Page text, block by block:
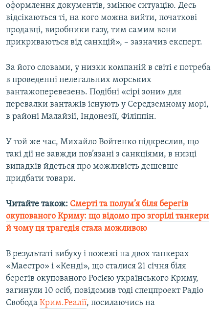
оформлення документів, змінює ситуацію. Десь
відсікаються ті, на кого можна вийти, початкові
продавці, виробники газу, тим самим вони
прикриваються від санкцій», – зазначив експерт.
За його словами, у низки компаній в світі є потреба
в проведенні нелегальних морських
вантажоперевезень. Подібні «сірі зони» для
перевалки вантажів існують у Середземному морі,
в районі Малайзії, Індонезії, Філіппін.
У той же час, Михайло Войтенко підкреслив, що
такі дії не завжди пов’язані з санкціями, в низці
випадків йдеться про можливість дешевше
придбати товари.
Читайте також: Смерті та полум’я біля берегів
окупованого Криму: що відомо про згорілі танкери
й чому ця трагедія стала можливою​
В результаті вибуху і пожежі на двох танкерах
«Маестро» і «Кенді», що сталися 21 січня​ біля
берегів окупованого Росією українського Криму,
загинули 10 осіб, повідомив тоді спецпроект Радіо
Свобода Крим.Реалії, посилаючись на